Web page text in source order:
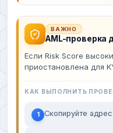
ВАЖНО
AML-проверка
Если Risk Score
приостановлена для
КАК ВЫПОЛНИТЬ
1 Скопируйте